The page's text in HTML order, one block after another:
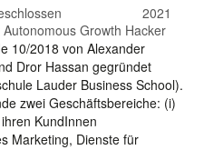
2021
Growth Hacker
10/2018 von Alexander
Dror Hassan gegründet
Lauder Business School).
zwei Geschäftsbereiche: (i)
KundInnen
Marketing, Dienste für